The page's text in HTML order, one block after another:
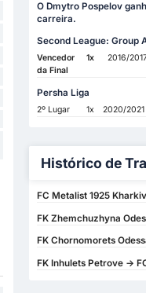
O Dmytro Pospelov
carreira.
Second League: Group
Vencedor
da Final
1x 2016/
Persha Liga
2º Lugar 1x 2020/2021
Histórico de
FC Metalist 1925
FK Zhemchuzhyna
FK Chornomorets
FK Inhulets Petrove ->